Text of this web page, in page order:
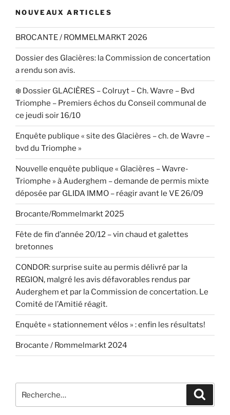
NOUVEAUX ARTICLES
BROCANTE / ROMMELMARKT 2026
Dossier des Glacières: la Commission de concertation
a rendu son avis.
❄️ Dossier GLACIÈRES – Colruyt – Ch. Wavre – Bvd
Triomphe – Premiers échos du Conseil communal de
ce jeudi soir 16/10
Enquête publique « site des Glacières – ch. de Wavre –
bvd du Triomphe »
Nouvelle enquête publique « Glacières – Wavre-
Triomphe » à Auderghem – demande de permis mixte
déposée par GLIDA IMMO – réagir avant le VE 26/09
Brocante/Rommelmarkt 2025
Fête de fin d’année 20/12 – vin chaud et galettes
bretonnes
CONDOR: surprise suite au permis délivré par la
REGION, malgré les avis défavorables rendus par
Auderghem et par la Commission de concertation. Le
Comité de l’Amitié réagit.
Enquête « stationnement vélos » : enfin les résultats!
Brocante / Rommelmarkt 2024
pour